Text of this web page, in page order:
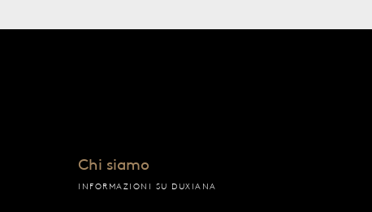
Chi siamo
INFORMAZIONI SU DUXIANA